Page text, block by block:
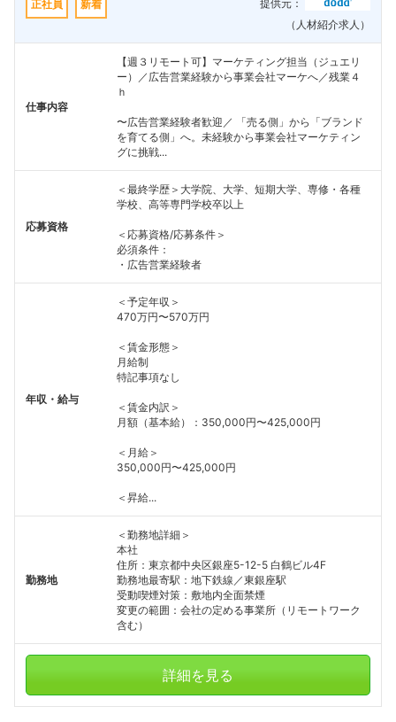
正社員 新着
提供元：
（人材紹介求人）
仕事内容
【週３リモート可】マーケティング担当（ジュエリ
ー）／広告営業経験から事業会社マーケへ／残業４
ｈ
〜広告営業経験者歓迎／ 「売る側」から「ブランド
を育てる側」へ。未経験から事業会社マーケティン
グに挑戦...
応募資格
＜最終学歴＞大学院、大学、短期大学、専修・各種
学校、高等専門学校卒以上
＜応募資格/応募条件＞
必須条件：
・広告営業経験者
年収・給与
＜予定年収＞
470万円〜570万円
＜賃金形態＞
月給制
特記事項なし
＜賃金内訳＞
月額（基本給）：350,000円〜425,000円
＜月給＞
350,000円〜425,000円
＜昇給...
勤務地
＜勤務地詳細＞
本社
住所：東京都中央区銀座5-12-5 白鶴ビル4F
勤務地最寄駅：地下鉄線／東銀座駅
受動喫煙対策：敷地内全面禁煙
変更の範囲：会社の定める事業所（リモートワーク
含む）
詳細を見る